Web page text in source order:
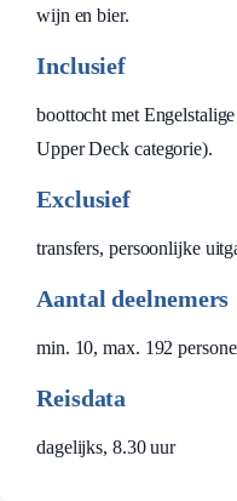
wijn en bier.
Inclusief
boottocht met
Upper Deck categorie).
Exclusief
transfers, persoonlijke
Aantal deelnemers
min. 10, max. 192
Reisdata
dagelijks, 8.30 uur